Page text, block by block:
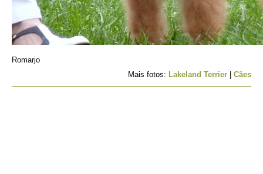
Romarjo
Mais fotos: Lakeland Terrier Cães